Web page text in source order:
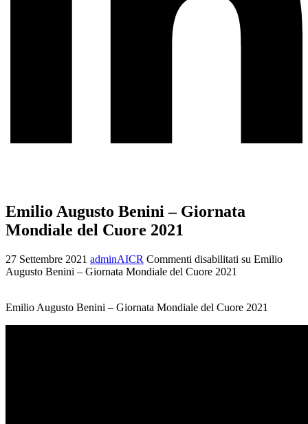
Emilio Augusto Benini – Giornata
Mondiale del Cuore 2021
27 Settembre 2021 adminAICR Commenti disabilitati su Emilio
Augusto Benini – Giornata Mondiale del Cuore 2021
Emilio Augusto Benini – Giornata Mondiale del Cuore 2021